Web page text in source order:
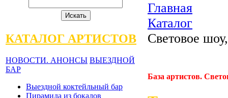
КАТАЛОГ АРТИСТОВ
НОВОСТИ. АНОНСЫ ВЫЕЗДНОЙ
БАР
Выездной коктейльный бар
Пирамида из бокалов
Главная
Каталог
Световое
База артистов.